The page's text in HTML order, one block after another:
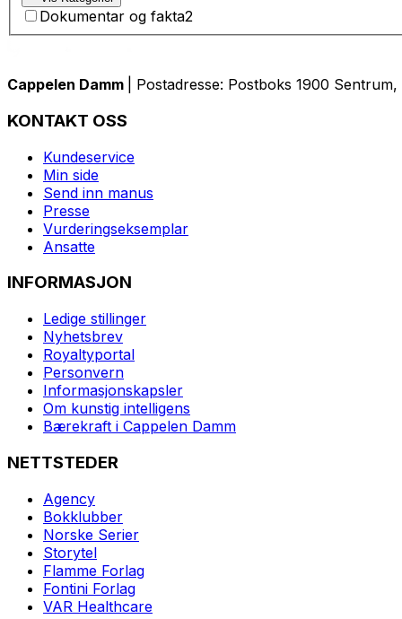
Dokumentar og fakta2
Cappelen Damm | Postadresse: Postboks 1900
KONTAKT OSS
Kundeservice
Min side
Send inn manus
Presse
Vurderingseksemplar
Ansatte
INFORMASJON
Ledige stillinger
Nyhetsbrev
Royaltyportal
Personvern
Informasjonskapsler
Om kunstig intelligens
Bærekraft i Cappelen Damm
NETTSTEDER
Agency
Bokklubber
Norske Serier
Storytel
Flamme Forlag
Fontini Forlag
VAR Healthcare